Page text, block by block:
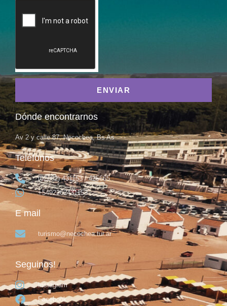
ENVIAR
Dónde encontrarnos
Av 2 y calle 87, Necochea, Bs As
Teléfonos
(02262) 431153 / 425665
+5492262431153
E mail
turismo@necochea.tur.ar
Seguinos!
Instagram
Facebook